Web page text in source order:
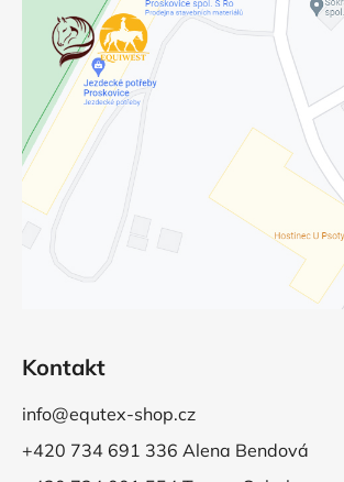
Kontakt
info@equtex-shop.cz
+420 734 691 336 Alena Bendová